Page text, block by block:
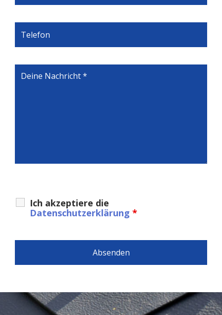
Ich akzeptiere die
Datenschutzerklärung *